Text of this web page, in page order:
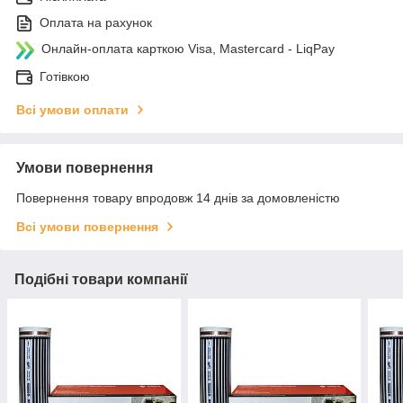
Оплата на рахунок
Онлайн-оплата карткою Visa, Mastercard - LiqPay
Готівкою
Всі умови оплати
Умови повернення
Повернення товару впродовж 14 днів за домовленістю
Всі умови повернення
Подібні товари компанії